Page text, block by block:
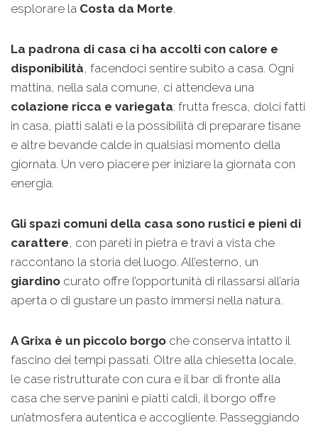
esplorare la Costa da Morte.
La padrona di casa ci ha accolti con calore e
disponibilità, facendoci sentire subito a casa. Ogni
mattina, nella sala comune, ci attendeva una
colazione ricca e variegata: frutta fresca, dolci fatti
in casa, piatti salati e la possibilità di preparare tisane
e altre bevande calde in qualsiasi momento della
giornata. Un vero piacere per iniziare la giornata con
energia.
Gli spazi comuni della casa sono rustici e pieni di
carattere, con pareti in pietra e travi a vista che
raccontano la storia del luogo. All’esterno, un
giardino curato offre l’opportunità di rilassarsi all’aria
aperta o di gustare un pasto immersi nella natura.
A Grixa è un piccolo borgo che conserva intatto il
fascino dei tempi passati. Oltre alla chiesetta locale,
le case ristrutturate con cura e il bar di fronte alla
casa che serve panini e piatti caldi, il borgo offre
un’atmosfera autentica e accogliente. Passeggiando